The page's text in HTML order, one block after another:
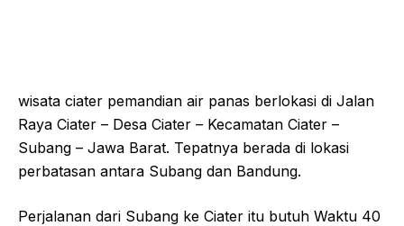
wisata ciater pemandian air panas berlokasi di Jalan
Raya Ciater – Desa Ciater – Kecamatan Ciater –
Subang – Jawa Barat. Tepatnya berada di lokasi
perbatasan antara Subang dan Bandung.
Perjalanan dari Subang ke Ciater itu butuh Waktu 40